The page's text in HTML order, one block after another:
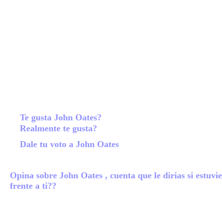
Te gusta John Oates?
Realmente te gusta?
Dale tu voto a John Oates
Opina sobre John Oates , cuenta que le dirias si
frente a ti??